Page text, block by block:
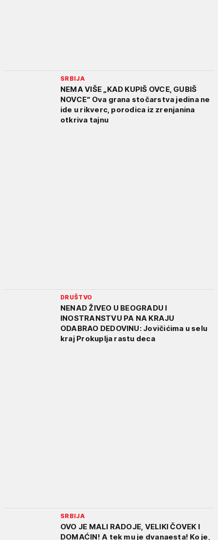
SRBIJA
NEMA VIŠE „KAD KUPIŠ OVCE, GUBIŠ
NOVCE“ Ova grana stočarstva jеdina nе
idе u rikvеrc, porodica iz zrenjanina
otkriva tajnu
DRUŠTVO
NENAD ŽIVEO U BEOGRADU I
INOSTRANSTVU PA NA KRAJU
ODABRAO DEDOVINU: Jovičićima u selu
kraj Prokuplja rastu deca
SRBIJA
OVO JE MALI RADOJE, VELIKI ČOVEK I
DOMAĆIN! A tek mu je dvanaesta! Ko je,